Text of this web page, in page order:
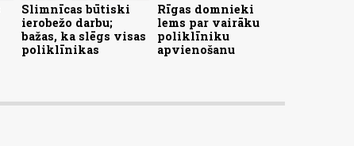
Slimnīcas būtiski
ierobežo darbu;
bažas, ka slēgs visas
poliklīnikas
Rīgas domnieki
lems par vairāku
poliklīniku
apvienošanu